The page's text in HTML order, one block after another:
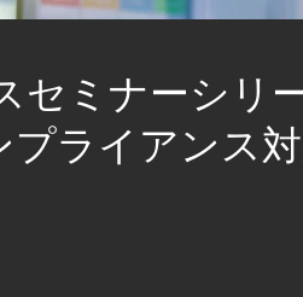
セミナーシリ
ライアンス